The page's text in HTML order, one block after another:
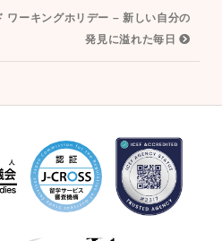
ワーキングホリデー – 新しい自分の
発見に溢れた毎日